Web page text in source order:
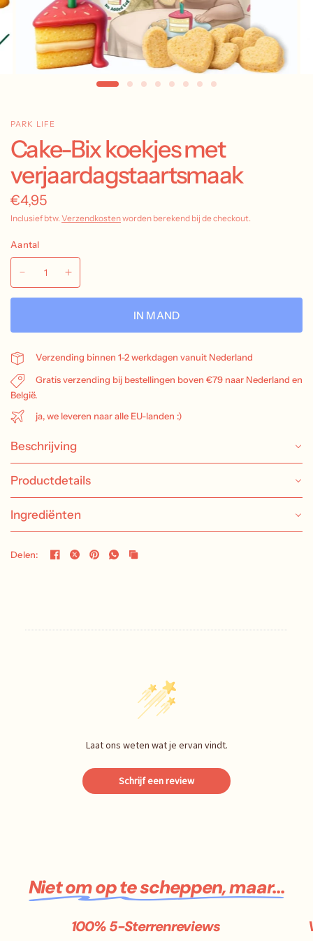
PARK LIFE
Cake-Bix koekjes met
verjaardagstaartsmaak
€4,95
Inclusief btw. Verzendkostenworden berekend bij de checkout.
Aantal
IN MAND
Verzending binnen 1-2 werkdagen vanuit Nederland
Gratis verzending bij bestellingen boven €79 naar Nederland en
België.
ja, we leveren naar alle EU-landen :)
Beschrijving
Productdetails
Ingrediënten
Delen:
Laat ons weten wat je ervan vindt.
Schrijf een review
Niet om op te scheppen, maar...
100% 5-Sterrenreviews